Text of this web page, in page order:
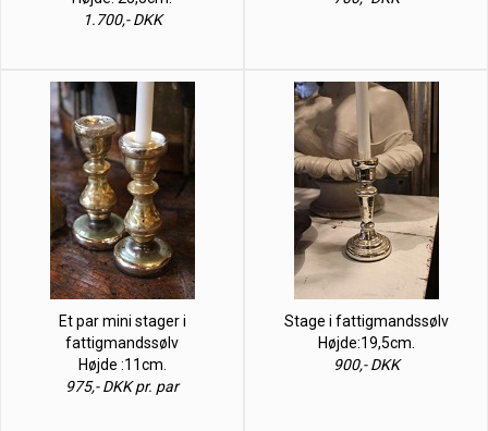
1.700,- DKK
Et par mini stager i
fattigmandssølv
Højde :11cm.
975,- DKK pr. par
Stage i fattigmandssølv
Højde:19,5cm.
900,- DKK